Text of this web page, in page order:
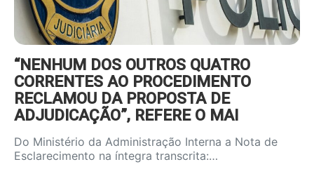
“NENHUM DOS OUTROS QUATRO
CORRENTES AO PROCEDIMENTO
RECLAMOU DA PROPOSTA DE
ADJUDICAÇÃO”, REFERE O MAI
Do Ministério da Administração Interna a Nota de
Esclarecimento na íntegra transcrita:…